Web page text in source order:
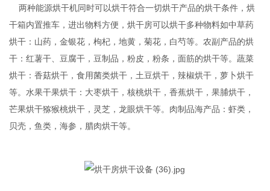
两种能源烘干机同时可以烘干符合一切烘干产品的烘干条件，烘
干箱内置推车，进出物料方便，烘干房可以烘干多种物料如中草药
烘干：山药，金银花，枸杞，地黄，菊花，白芍等。农副产品的烘
干：红薯干、豆腐干，豆制品，粉皮，粉条，面筋的烘干等。蔬菜
烘干：香菇烘干，食用菌类烘干，土豆烘干，辣椒烘干，萝卜烘干
等。水果干果烘干：大枣烘干，核桃烘干，香蕉烘干，果脯烘干，
芒果烘干猕猴桃烘干，灵芝，龙眼烘干等。肉制品海产品：虾类，
贝壳，鱼类，海参，腊肉烘干等。